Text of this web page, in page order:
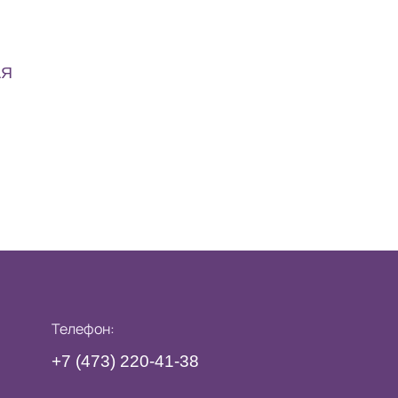
Телефон:
+7 (473) 220-41-38